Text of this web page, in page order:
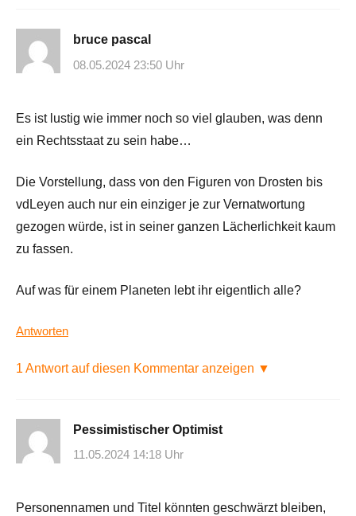
bruce pascal
08.05.2024 23:50 Uhr
Es ist lustig wie immer noch so viel glauben, was denn
ein Rechtsstaat zu sein habe…
Die Vorstellung, dass von den Figuren von Drosten bis
vdLeyen auch nur ein einziger je zur Vernatwortung
gezogen würde, ist in seiner ganzen Lächerlichkeit kaum
zu fassen.
Auf was für einem Planeten lebt ihr eigentlich alle?
Antworten
1 Antwort auf diesen Kommentar anzeigen ▼
Pessimistischer Optimist
11.05.2024 14:18 Uhr
Personennamen und Titel könnten geschwärzt bleiben,